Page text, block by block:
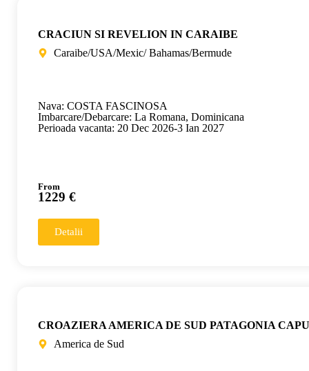
CRACIUN SI REVELION IN CARAIBE
Caraibe/USA/Mexic/ Bahamas/Bermude
Nava: COSTA FASCINOSA
Imbarcare/Debarcare: La Romana, Dominicana
Perioada vacanta: 20 Dec 2026-3 Ian 2027
From
1229 €
Detalii
CROAZIERA AMERICA DE SUD PATAGONIA
America de Sud